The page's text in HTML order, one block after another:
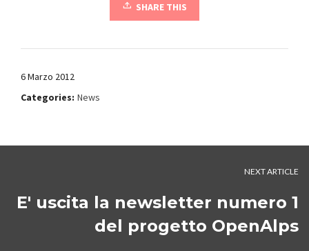
SHARE THIS
6 Marzo 2012
Categories: News
NEXT ARTICLE
E' uscita la newsletter numero 1
del progetto OpenAlps